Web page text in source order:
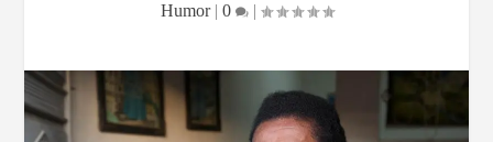
Humor| 0 |